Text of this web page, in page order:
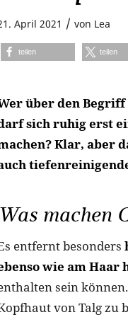
April 2021 / von Lea
teilen teilen
über den Begriff
sich ruhig erst
Klar, aber
Was machen
entfernt besonders
wie am Haar
sein
von Talg zu